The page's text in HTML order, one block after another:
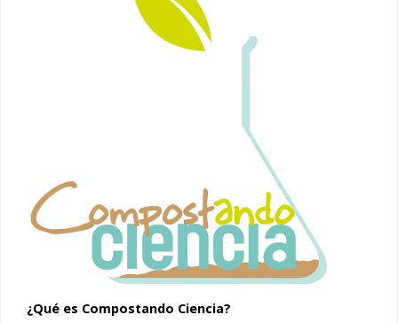
¿Qué es Compostando Ciencia?